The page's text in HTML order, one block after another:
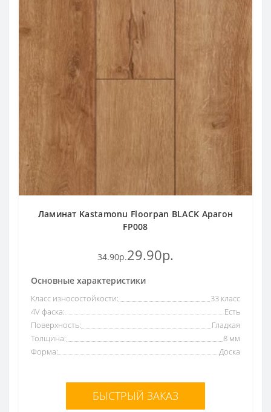
Ламинат Kastamonu Floorpan BLACK Арагон
FP008
34.90р.29.90р.
Основные характеристики
Класс износостойкости:
33 класс
4V фаска:
Есть
Поверхность:
Гладкая
Толщина:
8 мм
Форма:
Доска
БЫСТРЫЙ ЗАКАЗ